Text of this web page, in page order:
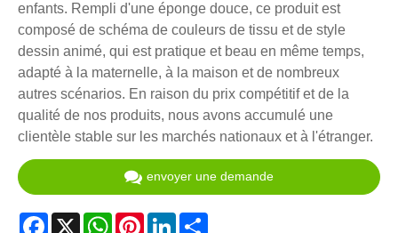
enfants. Rempli d'une éponge douce, ce produit est
composé de schéma de couleurs de tissu et de style
dessin animé, qui est pratique et beau en même temps,
adapté à la maternelle, à la maison et de nombreux
autres scénarios. En raison du prix compétitif et de la
qualité de nos produits, nous avons accumulé une
clientèle stable sur les marchés nationaux et à l'étranger.
envoyer une demande
Facebook
X WhatsApp
PinterestLinkedIn